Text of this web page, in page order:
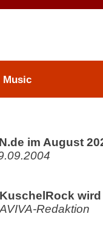
Music
im August
KuschelRock wird
AVIVA-Redaktion